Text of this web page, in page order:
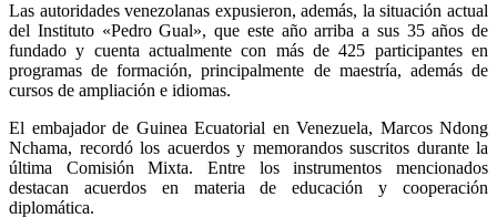
Las autoridades venezolanas expusieron, además, la situación actual
del Instituto «Pedro Gual», que este año arriba a sus 35 años de
fundado y cuenta actualmente con más de 425 participantes en
programas de formación, principalmente de maestría, además de
cursos de ampliación e idiomas.
El embajador de Guinea Ecuatorial en Venezuela, Marcos Ndong
Nchama, recordó los acuerdos y memorandos suscritos durante la
última Comisión Mixta. Entre los instrumentos mencionados
destacan acuerdos en materia de educación y cooperación
diplomática.